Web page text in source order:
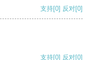
支持[0] 反对[0]
支持[0] 反对[0]